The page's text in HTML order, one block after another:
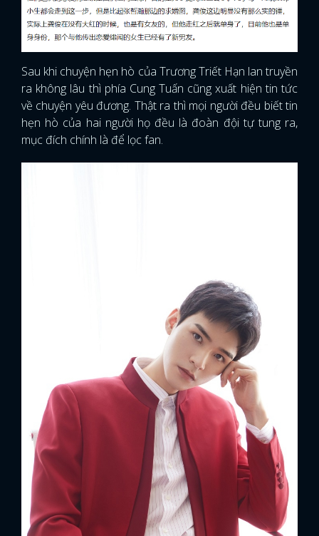
Sau khi chuyện hẹn hò của Trương Triết Hạn lan truyền
ra không lâu thì phía Cung Tuấn cũng xuất hiện tin tức
về chuyện yêu đương. Thật ra thì mọi người đều biết tin
hẹn hò của hai người họ đều là đoàn đội tự tung ra,
mục đích chính là để lọc fan.